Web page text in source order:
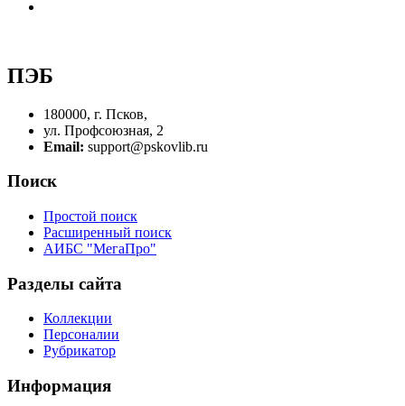
ПЭБ
180000, г. Псков,
ул. Профсоюзная, 2
Email: support@pskovlib.ru
Поиск
Простой поиск
Расширенный поиск
АИБС "МегаПро"
Разделы сайта
Коллекции
Персоналии
Рубрикатор
Информация